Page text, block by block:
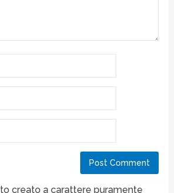
creato a carattere puramente